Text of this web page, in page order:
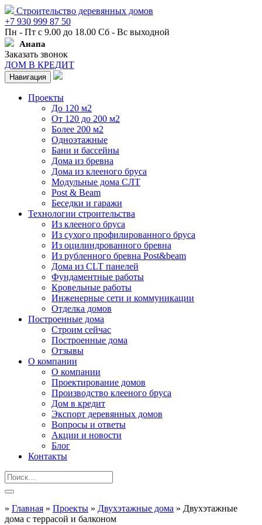
Строительство деревянных домов
+7 930 999 87 50
Пн - Пт с 9.00 до 18.00 Сб - Вс выходной
Анапа
Заказать звонок
ДОМ В КРЕДИТ
Навигация
Проекты
До 120 м2
От 120 до 200 м2
Более 200 м2
Одноэтажные
Бани и бассейны
Дома из бревна
Дома из клееного бруса
Модульные дома СЛТ
Post & Beam
Беседки и гаражи
Технологии строительства
Из клееного бруса
Из сухого профилированного бруса
Из оцилиндрованного бревна
Из рубленного бревна Post&beam
Дома из CLT панелей
Фундаментные работы
Кровельные работы
Инженерные сети и коммуникации
Отделка домов
Построенные дома
Строим сейчас
Построенные дома
Отзывы
О компании
О компании
Проектирование домов
Производство клееного бруса
Дом в кредит
Экспорт деревянных домов
Вопросы и ответы
Акции и новости
Блог
Контакты
» Главная » Проекты » Двухэтажные дома » Двухэтажные
дома с террасой и балконом